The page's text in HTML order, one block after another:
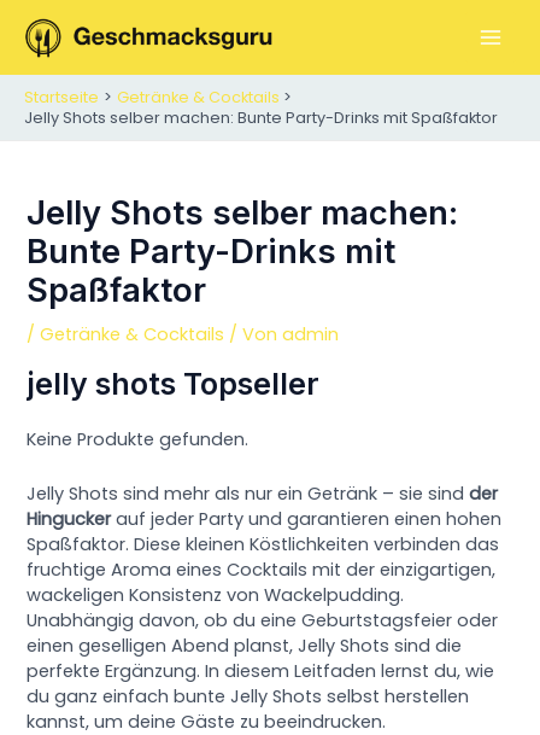
Inhalt
springen
A
Startseite
Getränke & Cocktails
Jelly Shots selber machen: Bunte Party-Drinks mit Spaßfaktor
Jelly Shots selber machen:
Bunte Party-Drinks mit
Spaßfaktor
/Getränke & Cocktails / Vonadmin
jelly shots Topseller
Keine Produkte gefunden.
Jelly Shots sind mehr als nur ein Getränk – sie sindder
Hinguckerauf jeder Party und garantieren einen hohen
Spaßfaktor. Diese kleinen Köstlichkeiten verbinden das
fruchtige Aroma eines Cocktails mit der einzigartigen,
wackeligen Konsistenz von Wackelpudding.
Unabhängig davon, ob du eine Geburtstagsfeier oder
einen geselligen Abend planst, Jelly Shots sind die
perfekte Ergänzung. In diesem Leitfaden lernst du, wie
du ganz einfach bunte Jelly Shots selbst herstellen
kannst, um deine Gäste zu beeindrucken.